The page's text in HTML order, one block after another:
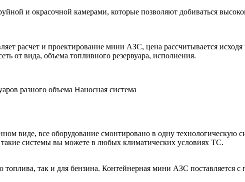
и окрасочной камерами, которые позволяют добиваться
расчет и проектирование мини АЗС, цена рассчитывается исходя
от вида, объема топливного резервуара, исполнения.
разного объема Наносная система
виде, все оборудование смонтировано в одну технологическую
системы вы можете в любых климатических условиях ТС.
топлива, так и для бензина. Контейнерная мини АЗС поставляется